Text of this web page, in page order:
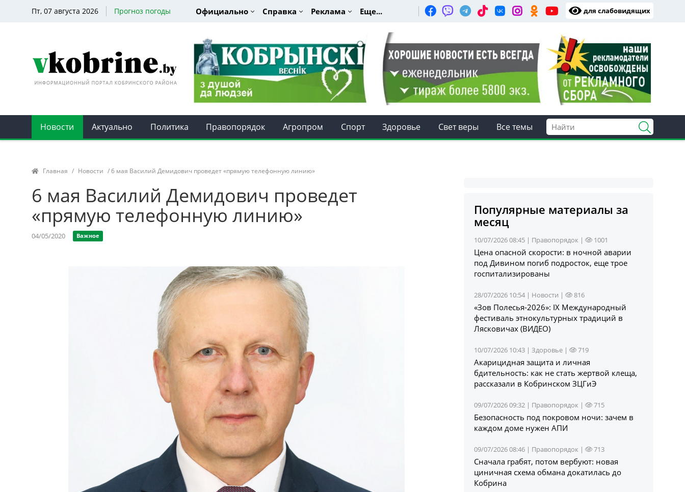
Пт, 07 августа 2026 Прогноз погоды Официально Справка Реклама Еще... для слабовидящих
Новости Актуально Политика Правопорядок Агропром Спорт Здоровье Свет веры Все темы
Главная / Новости / 6 мая Василий Демидович проведет «прямую телефонную линию»
6 мая Василий Демидович проведет
«прямую телефонную линию»
04/05/2020 Важное
Популярные материалы за
месяц
10/07/2026 08:45 | Правопорядок | 1001
Цена опасной скорости: в ночной аварии
под Дивином погиб подросток, еще трое
госпитализированы
28/07/2026 10:54 | Новости | 816
«Зов Полесья‑2026»: IX Международный
фестиваль этнокультурных традиций в
Лясковичах (ВИДЕО)
10/07/2026 10:43 |Здоровье | 719
Акарицидная защита и личная
бдительность: как не стать жертвой клеща,
рассказали в Кобринском ЗЦГиЭ
09/07/2026 09:32 | Правопорядок | 715
Безопасность под покровом ночи: зачем в
каждом доме нужен АПИ
09/07/2026 08:46 | Правопорядок | 713
Сначала грабят, потом вербуют: новая
циничная схема обмана докатилась до
Кобрина